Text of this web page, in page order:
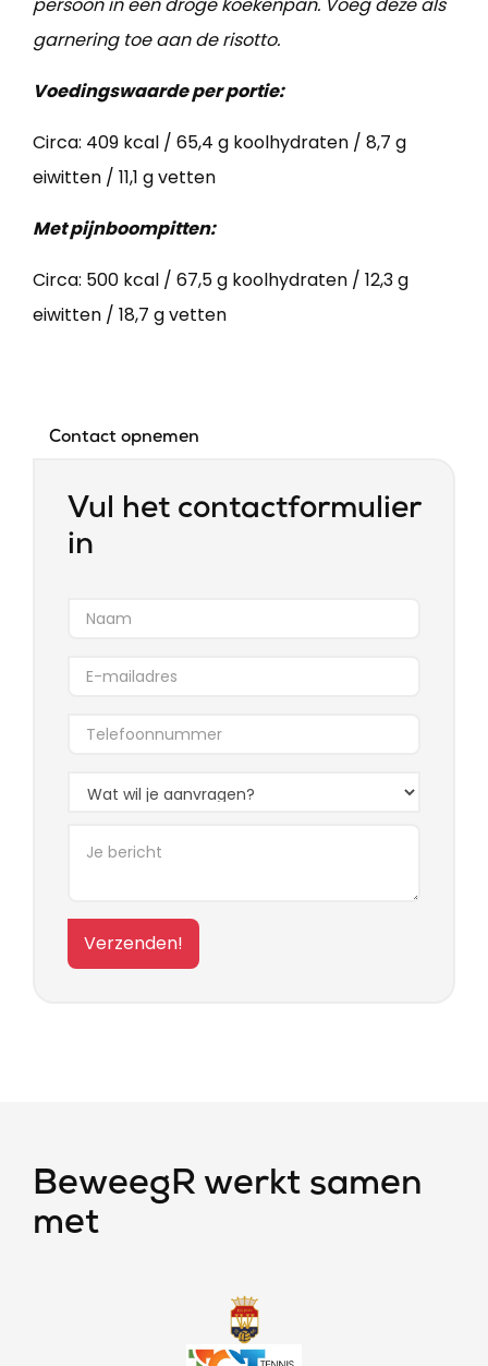
garnering toe aan de risotto.
Voedingswaarde per portie:
Circa: 409 kcal / 65,4 g koolhydraten / 8,7 g
eiwitten / 11,1 g vetten
Met pijnboompitten:
Circa: 500 kcal / 67,5 g koolhydraten / 12,3 g
eiwitten / 18,7 g vetten
Contact opnemen
Vul het contactformulier
in
BeweegR werkt samen
met